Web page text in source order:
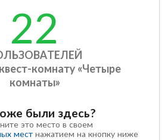
22
комнату «Четыре
комнаты»
были здесь?
это место в своем
местнажатием на кнопку ниже